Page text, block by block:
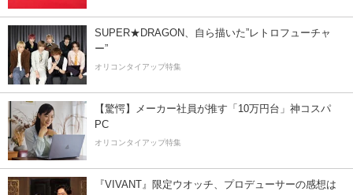
SUPER★DRAGON、自ら描いた”レトロフューチャ
ー”
オリコンタイアップ特集
【驚愕】メーカー社員が推す「10万円台」神コスパ
PC
オリコンタイアップ特集
『VIVANT』限定ウオッチ、プロデューサーの感想は